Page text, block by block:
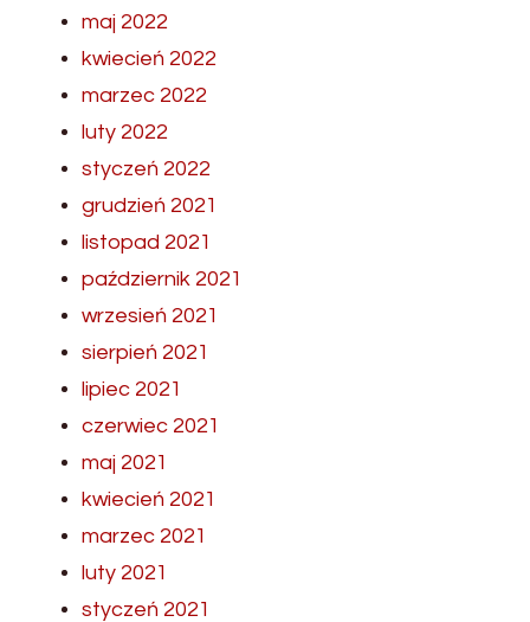
maj 2022
kwiecień 2022
marzec 2022
luty 2022
styczeń 2022
grudzień 2021
listopad 2021
październik 2021
wrzesień 2021
sierpień 2021
lipiec 2021
czerwiec 2021
maj 2021
kwiecień 2021
marzec 2021
luty 2021
styczeń 2021